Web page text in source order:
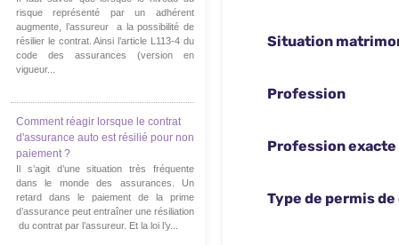
risque représenté par un adhérent
augmente, l’assureur a la possibilité de
résilier le contrat. Ainsi l’article L113-4 du
code des assurances (version en
vigueur...
Comment réagir lorsque le contrat
d'assurance auto est résilié pour non
paiement ?
Il s’agit d’une situation très fréquente
dans le monde des assurances. Un
retard dans le paiement de la prime
d’assurance peut entraîner une résiliation
du contrat par l’assureur. Et la loi l’y...